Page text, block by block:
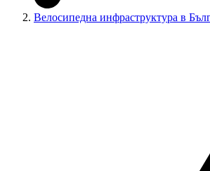
Велосипедна инфраструктура в